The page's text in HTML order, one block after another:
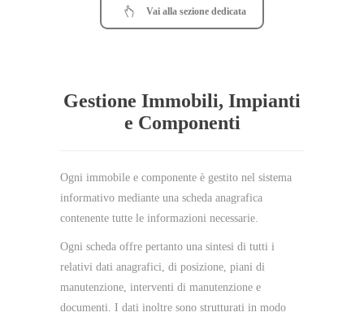
Vai alla sezione dedicata
Gestione Immobili, Impianti
e Componenti
Ogni immobile e componente è gestito nel sistema
informativo mediante una scheda anagrafica
contenente tutte le informazioni necessarie.
Ogni scheda offre pertanto una sintesi di tutti i
relativi dati anagrafici, di posizione, piani di
manutenzione, interventi di manutenzione e
documenti. I dati inoltre sono strutturati in modo